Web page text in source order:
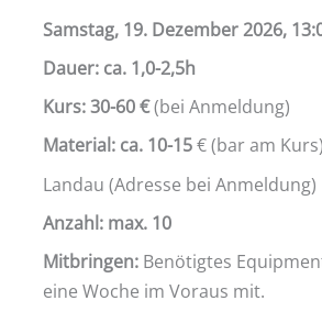
Samstag, 19. Dezember 2026,
Dauer: ca. 1,0-2,5h
Kurs: 30-60 €(bei Anmeldung)
Material: ca. 10-15€ (bar am Kurs)
Landau (Adresse bei Anmeldung)
Anzahl: max. 10
Mitbringen:Benötigtes
eine Woche im Voraus mit.